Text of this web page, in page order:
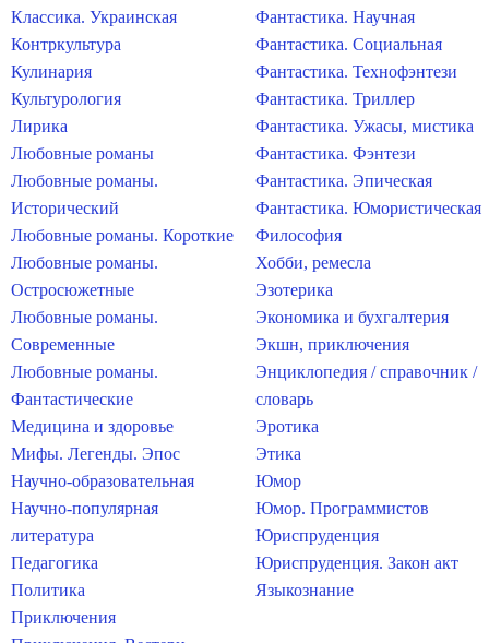
Классика. Украинская
Контркультура
Кулинария
Культурология
Лирика
Любовные романы
Любовные романы.
Исторический
Любовные романы. Короткие
Любовные романы.
Остросюжетные
Любовные романы.
Современные
Любовные романы.
Фантастические
Медицина и здоровье
Мифы. Легенды. Эпос
Научно-образовательная
Научно-популярная
литература
Педагогика
Политика
Приключения
Фантастика. Научная
Фантастика. Социальная
Фантастика. Технофэнтези
Фантастика. Триллер
Фантастика. Ужасы, мистика
Фантастика. Фэнтези
Фантастика. Эпическая
Фантастика. Юмористическая
Философия
Хобби, ремесла
Эзотерика
Экономика и бухгалтерия
Экшн, приключения
Энциклопедия / справочник /
словарь
Эротика
Этика
Юмор
Юмор. Программистов
Юриспруденция
Юриспруденция. Закон акт
Языкознание